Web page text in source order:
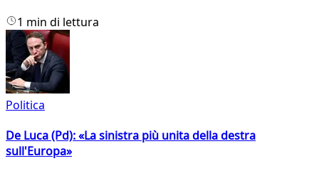
1 min di lettura
Politica
De Luca (Pd): «La sinistra più unita della destra
sull'Europa»